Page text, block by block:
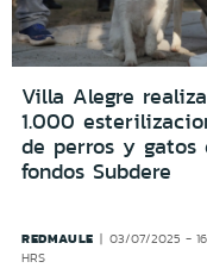
Villa Alegre
1.000
de perros y gatos
fondos Subdere
REDMAULE
03/07/2025 -
HRS